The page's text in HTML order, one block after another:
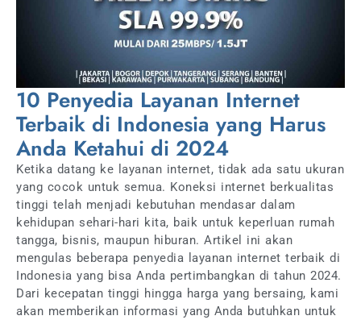
10 Penyedia Layanan Internet
Terbaik di Indonesia yang Harus
Anda Ketahui di 2024
Ketika datang ke layanan internet, tidak ada satu ukuran
yang cocok untuk semua. Koneksi internet berkualitas
tinggi telah menjadi kebutuhan mendasar dalam
kehidupan sehari-hari kita, baik untuk keperluan rumah
tangga, bisnis, maupun hiburan. Artikel ini akan
mengulas beberapa penyedia layanan internet terbaik di
Indonesia yang bisa Anda pertimbangkan di tahun 2024.
Dari kecepatan tinggi hingga harga yang bersaing, kami
akan memberikan informasi yang Anda butuhkan untuk